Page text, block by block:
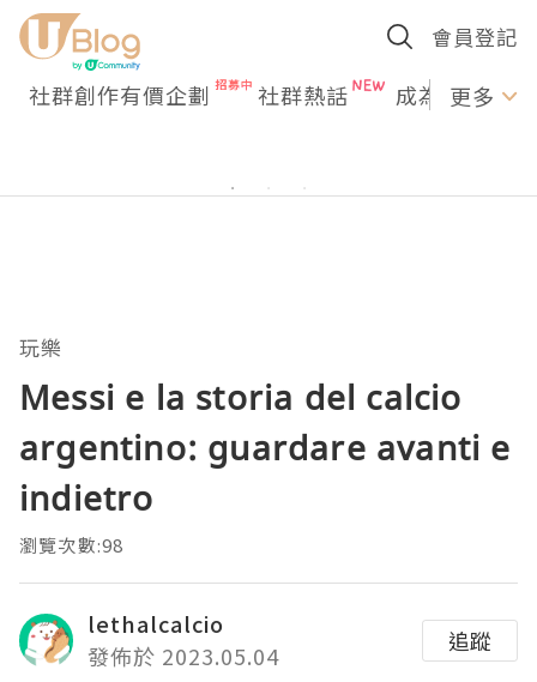
會員登記
社群創作有價企劃 社群熱話 成為U更多
玩樂
Messi e la storia del calcio
argentino: guardare avanti e
indietro
瀏覽次數:98
lethalcalcio
發佈於 2023.05.04
追蹤